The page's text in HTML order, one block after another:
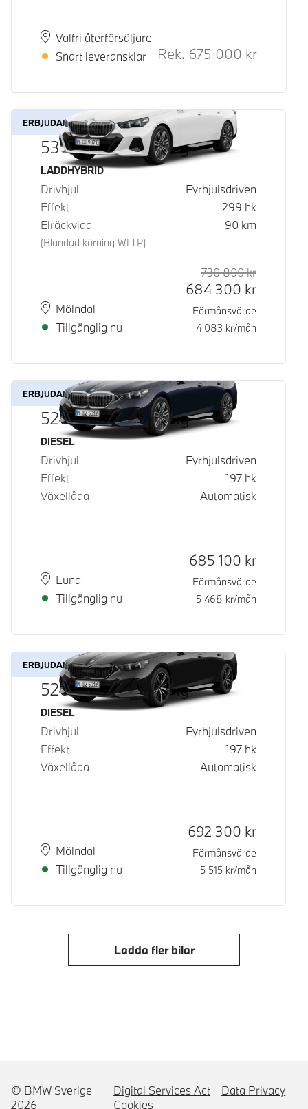
PlatsValfri återförsäljare
Leveranstid
Snart leveransklar
Rek. ord
Rek. 675 000 kr
ERBJUDANDE
530e xDrive Touring
Bränsle
LADDHYBRID
Drivhjul
Fyrhjulsdriven
Effekt
299 hk
Elräckvidd
(Blandad körning WLTP)
90 km
PlatsMölndal
Leveranstid
Tillgänglig nu
Rek. ord
730 800kr
684 300 kr
Förmånsvärde
4 083 kr/mån
ERBJUDANDE
520d xDrive Touring
Bränsle
DIESEL
Drivhjul
Fyrhjulsdriven
Effekt
197 hk
Växellåda
Automatisk
PlatsLund
Leveranstid
Tillgänglig nu
Kontantpris
685 100 kr
Förmånsvärde
5 468 kr/mån
ERBJUDANDE
520d xDrive Touring
Bränsle
DIESEL
Drivhjul
Fyrhjulsdriven
Effekt
197 hk
Växellåda
Automatisk
PlatsMölndal
Leveranstid
Tillgänglig nu
Kontantpris
692 300 kr
Förmånsvärde
5 515 kr/mån
Ladda fler bilar
© BMW Sverige
2026
Digital Services Act
Data Privacy
Cookies